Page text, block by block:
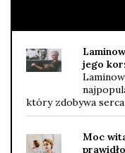
jego
który zdobywa
Moc